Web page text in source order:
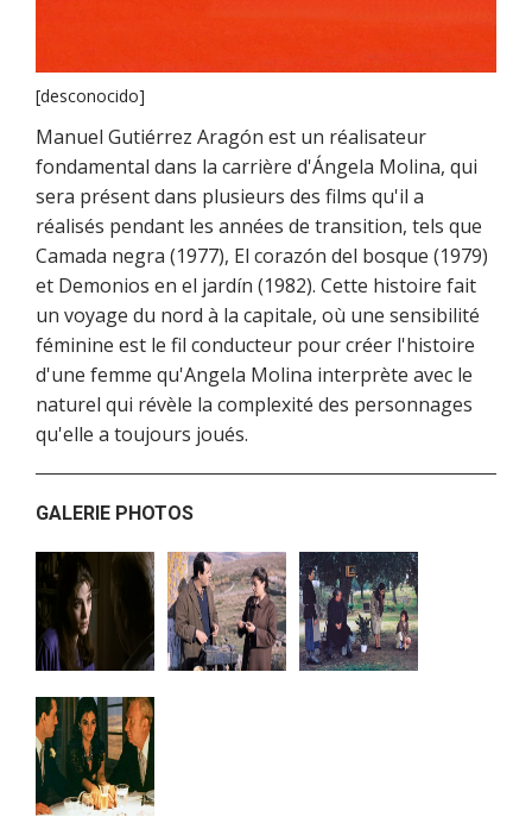
[desconocido]
Manuel Gutiérrez Aragón est un réalisateur
fondamental dans la carrière d'Ángela Molina, qui
sera présent dans plusieurs des films qu'il a
réalisés pendant les années de transition, tels que
Camada negra (1977), El corazón del bosque (1979)
et Demonios en el jardín (1982). Cette histoire fait
un voyage du nord à la capitale, où une sensibilité
féminine est le fil conducteur pour créer l'histoire
d'une femme qu'Angela Molina interprète avec le
naturel qui révèle la complexité des personnages
qu'elle a toujours joués.
GALERIE PHOTOS